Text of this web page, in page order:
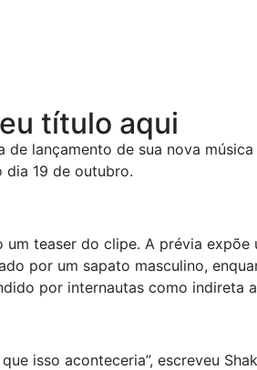
título aqui
de lançamento de sua nova
dia 19 de outubro.
teaser do clipe. A prévia expõe
por um sapato masculino,
por internautas como indireta
isso aconteceria”, escreveu